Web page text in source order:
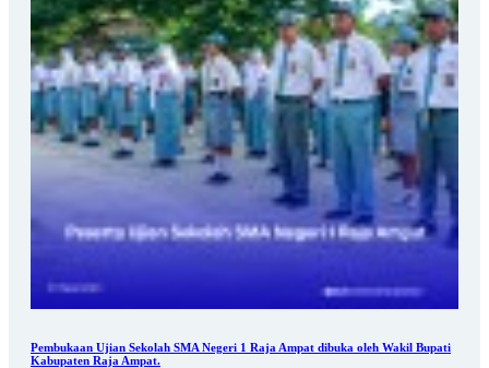
Pembukaan Ujian Sekolah SMA Negeri 1 Raja Ampat dibuka oleh Wakil Bupati
Kabupaten Raja Ampat.